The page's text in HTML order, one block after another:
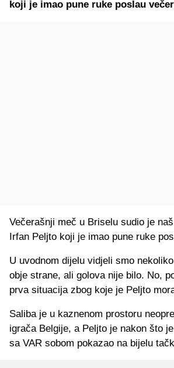
koji je imao pune ruke poslau
Večerašnji meč u Briselu sudio je
Irfan Peljto koji je imao pune ruke
U uvodnom dijelu vidjeli smo
obje strane, ali golova nije bilo. No,
prva situacija zbog koje je Peljto
Saliba je u kaznenom prostoru
igrača Belgije, a Peljto je nakon što
sa VAR sobom pokazao na bijelu